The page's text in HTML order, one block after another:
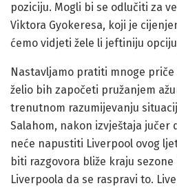
poziciju. Mogli bi se odlučiti za
Viktora Gyokeresa, koji je
ćemo vidjeti žele li jeftiniju
Nastavljamo pratiti mnoge
želio bih započeti pružanjem
trenutnom razumijevanju
Salahom, nakon izvještaja jučer
neće napustiti Liverpool ovog
biti razgovora bliže kraju sezone
Liverpoola da se raspravi to.